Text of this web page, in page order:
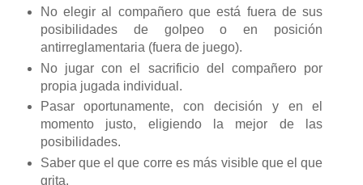
No elegir al compañero que está fuera de sus
posibilidades de golpeo o en posición
antirreglamentaria (fuera de juego).
No jugar con el sacrificio del compañero por
propia jugada individual.
Pasar oportunamente, con decisión y en el
momento justo, eligiendo la mejor de las
posibilidades.
Saber que el que corre es más visible que el que
grita.